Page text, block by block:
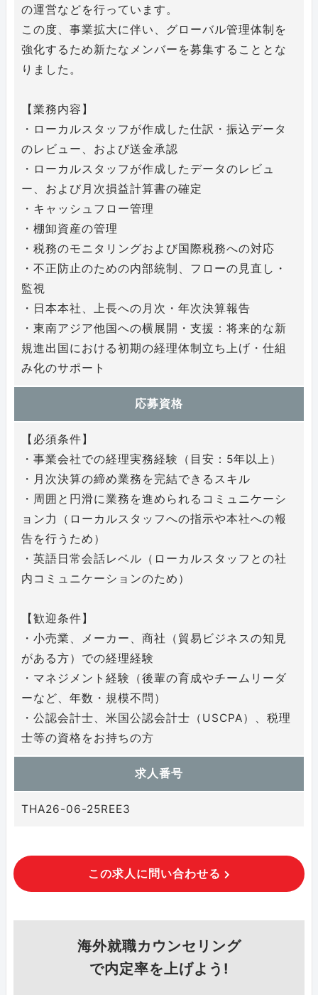
の運営などを行っています。
この度、事業拡大に伴い、グローバル管理体制を
強化するため新たなメンバーを募集することとな
りました。
【業務内容】
・ローカルスタッフが作成した仕訳・振込データ
のレビュー、および送金承認
・ローカルスタッフが作成したデータのレビュ
ー、および月次損益計算書の確定
・キャッシュフロー管理
・棚卸資産の管理
・税務のモニタリングおよび国際税務への対応
・不正防止のための内部統制、フローの見直し・
監視
・日本本社、上長への月次・年次決算報告
・東南アジア他国への横展開・支援：将来的な新
規進出国における初期の経理体制立ち上げ・仕組
み化のサポート
応募資格
【必須条件】
・事業会社での経理実務経験（目安：5年以上）
・月次決算の締め業務を完結できるスキル
・周囲と円滑に業務を進められるコミュニケーシ
ョン力（ローカルスタッフへの指示や本社への報
告を行うため）
・英語日常会話レベル（ローカルスタッフとの社
内コミュニケーションのため）
【歓迎条件】
・小売業、メーカー、商社（貿易ビジネスの知見
がある方）での経理経験
・マネジメント経験（後輩の育成やチームリーダ
ーなど、年数・規模不問）
・公認会計士、米国公認会計士（USCPA）、税理
士等の資格をお持ちの方
求人番号
THA26-06-25REE3
この求人に問い合わせる
海外就職カウンセリング
で内定率を上げよう!